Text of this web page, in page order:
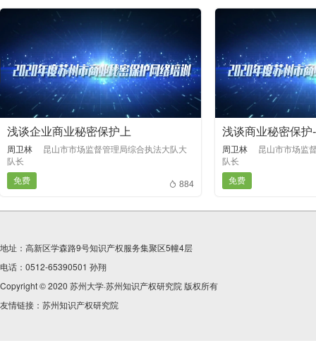
浅谈企业商业秘密保护上
周卫林
昆山市市场监督管理局综合执法大队大
队长
免费
884
浅谈商业秘密保护
周卫林
昆山市市场监
队长
免费
地址：高新区学森路9号知识产权服务集聚区5幢4层
电话：0512-65390501 孙翔
Copyright © 2020 苏州大学·苏州知识产权研究院 版权所有
友情链接： 苏州知识产权研究院